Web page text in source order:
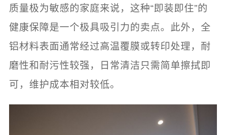
质量极为敏感的家庭来说，这种“即装即住”的
健康保障是一个极具吸引力的卖点。此外，全
铝材料表面通常经过高温覆膜或转印处理，耐
磨性和耐污性较强，日常清洁只需简单擦拭即
可，维护成本相对较低。